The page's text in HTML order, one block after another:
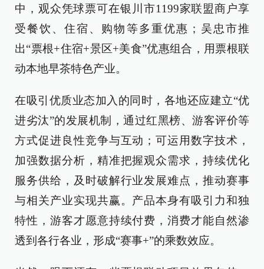
中，观众凭球票可在银川市1199家联盟商户享
受餐饮、住宿、购物等多重优惠；吴忠市推
出“票根+住宿+景区+美食”优惠组合，用票根联
动本地早茶特色产业。
在吸引优质业态加入的同时，各地还应建立“优
进劣汰”的发展机制，通过红黑榜、游客评价等
方式促进良性竞争与互动；可运用数字技术，
加强数据分析，精准把握观众需求，持续优化
服务供给，及时破解行业发展难点，推动赛事
与相关产业实现共赢。产品本身有吸引力和独
特性，游客才愿意持续付费，消费才能自然渗
透到各行各业，形成“赛事+”的乘数效应。